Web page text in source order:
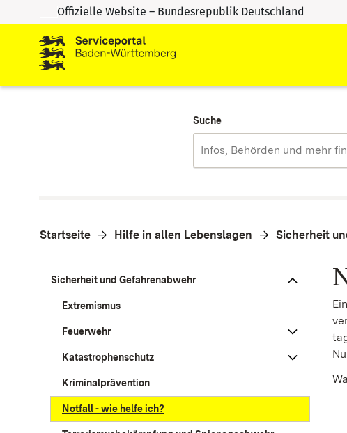
Zum Inhalt springen
Zur Suche springen
Offizielle Website – Bundesrepublik Deutschland
Suche
Startseite Hilfe in allen Lebenslagen Sicherheit
Sicherheit und Gefahrenabwehr
Extremismus
Feuerwehr
Katastrophenschutz
Kriminalprävention
Notfall - wie helfe ich?